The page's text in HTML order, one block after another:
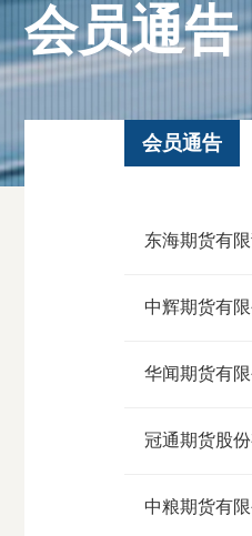
会员通告
会员通告
东海期货有
中辉期货有
华闻期货有
冠通期货股
中粮期货有
北
京